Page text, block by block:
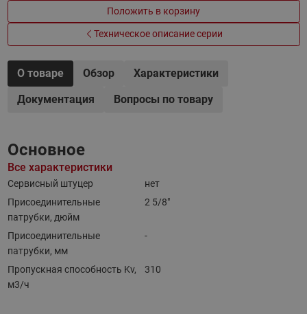
Положить в корзину
Техническое описание серии
О товаре Обзор
Характеристики
Документация
Вопросы по товару
Основное
Все характеристики
Сервисный штуцер
нет
Присоединительные
патрубки, дюйм
2 5/8"
Присоединительные
патрубки, мм
-
Пропускная способность Kv,
м3/ч
310